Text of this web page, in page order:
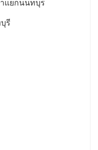
แยกนนทบุร
รี